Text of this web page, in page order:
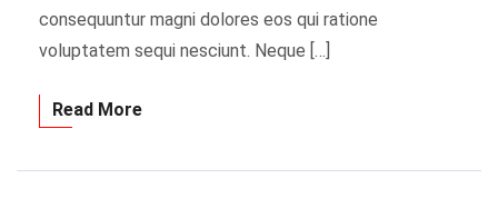
consequuntur magni dolores eos qui ratione
voluptatem sequi nesciunt. Neque […]
Read More